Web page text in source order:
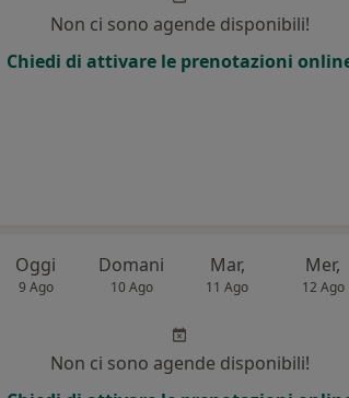
Non ci sono agende disponibili!
Chiedi di attivare le prenotazioni
Oggi
9 Ago
Domani
10 Ago
Mar,
11 Ago
Mer,
12 Ago
Non ci sono agende disponibili!